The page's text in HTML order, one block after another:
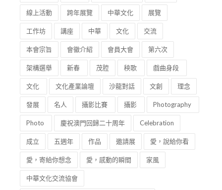
高等教育 座談會 城市願景 創意經濟
文化發展 2012 澳台文化論壇 水墨畫
線上活動 跨年展覽 中華文化 展覽
工作坊 講座 中華 文化 交流
本會宗旨 會徽介紹 會員大會 第六次
架構選舉 新春 茂腔 秧歌 戲曲身段
文化 文化產業論壇 沙龍對話 文創 理念
發展 名人 攝影比賽 攝影 Photography
Photo 慶祝澳門回歸二十周年 Celebration
成立 五週年 作品 邀請展 愛，說給你看
愛，寄給你想念 愛，感動的瞬間 家風